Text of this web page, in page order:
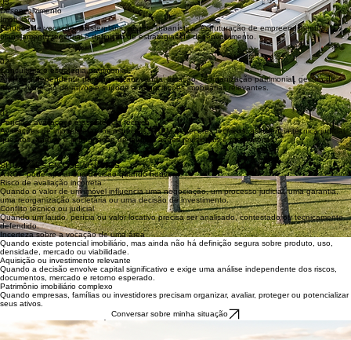
03
Desenvolvimento
Imobiliário
Estudos de vocação, masterplans, análise urbanística, estruturação de empreendimentos,
planejamento territorial e definição de estratégias de desenvolvimento.
02
Consultoria e estratégia patrimonial
Análise independente para aquisição, venda, locação, reorganização patrimonial, gestão de
riscos, proteção de ativos e suporte a negociações imobiliárias relevantes.
01
Perícias, avaliações e assistência técnica
Avaliações de imóveis e ativos especiais, PTAM, pareceres técnicos, assistência técnica judicial,
quesitos, análise e impugnação de laudos, ações revisionais e renovatórias.
SITUAÇÕES EM QUE ATUAMOS
A KGP pode apoiar sua decisão quando houver…
Risco de avaliação incorreta
Quando o valor de um imóvel influencia uma negociação, um processo judicial, uma garantia,
uma reorganização societária ou uma decisão de investimento.
Conflito técnico ou judicial
Quando um laudo, perícia ou valor locativo precisa ser analisado, contestado ou tecnicamente
defendido.
Incerteza sobre a vocação de uma área
Quando existe potencial imobiliário, mas ainda não há definição segura sobre produto, uso,
densidade, mercado ou viabilidade.
Aquisição ou investimento relevante
Quando a decisão envolve capital significativo e exige uma análise independente dos riscos,
documentos, mercado e retorno esperado.
Patrimônio imobiliário complexo
Quando empresas, famílias ou investidores precisam organizar, avaliar, proteger ou potencializar
seus ativos.